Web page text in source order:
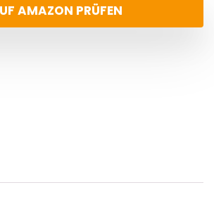
AMAZON PRÜFEN